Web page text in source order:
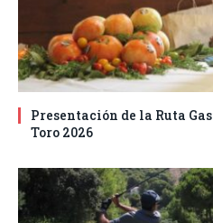
Presentación de la Ruta
Toro 2026